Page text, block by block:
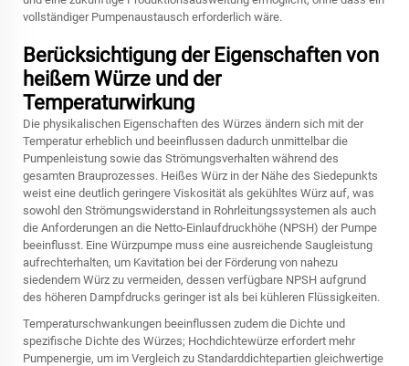
vollständiger Pumpenaustausch erforderlich wäre.
Berücksichtigung der Eigenschaften von
heißem Würze und der
Temperaturwirkung
Die physikalischen Eigenschaften des Würzes ändern sich mit der
Temperatur erheblich und beeinflussen dadurch unmittelbar die
Pumpenleistung sowie das Strömungsverhalten während des
gesamten Brauprozesses. Heißes Würz in der Nähe des Siedepunkts
weist eine deutlich geringere Viskosität als gekühltes Würz auf, was
sowohl den Strömungswiderstand in Rohrleitungssystemen als auch
die Anforderungen an die Netto-Einlaufdruckhöhe (NPSH) der Pumpe
beeinflusst. Eine Würzpumpe muss eine ausreichende Saugleistung
aufrechterhalten, um Kavitation bei der Förderung von nahezu
siedendem Würz zu vermeiden, dessen verfügbare NPSH aufgrund
des höheren Dampfdrucks geringer ist als bei kühleren Flüssigkeiten.
Temperaturschwankungen beeinflussen zudem die Dichte und
spezifische Dichte des Würzes; Hochdichtewürze erfordert mehr
Pumpenergie, um im Vergleich zu Standarddichtepartien gleichwertige